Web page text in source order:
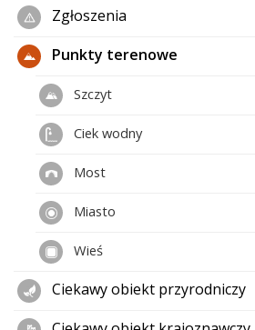
Zgłoszenia
Punkty terenowe
Szczyt
Ciek wodny
Most
Miasto
Wieś
Ciekawy obiekt przyrodniczy